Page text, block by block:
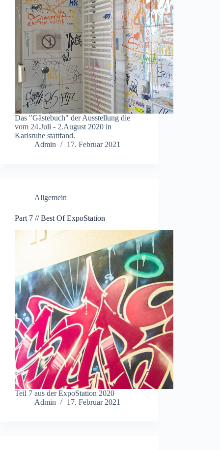
Das "Gästebuch" der Ausstellung die
vom 24.Juli - 2.August 2020 in
Karlsruhe stattfand.
Admin
17. Februar 2021
Allgemein
Part 7 // Best Of ExpoStation
Teil 7 aus der ExpoStation 2020
Admin
17. Februar 2021